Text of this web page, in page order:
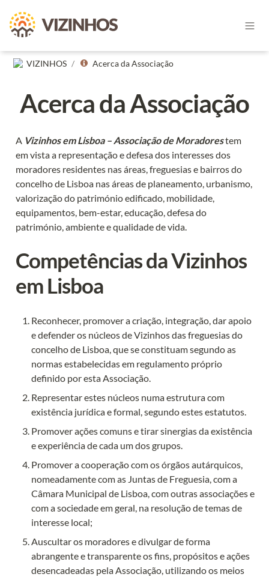
VIZINHOS / Acerca da Associação
Acerca da Associação
A Vizinhos em Lisboa – Associação de Moradores tem
em vista a representação e defesa dos interesses dos
moradores residentes nas áreas, freguesias e bairros do
concelho de Lisboa nas áreas de planeamento, urbanismo,
valorização do património edificado, mobilidade,
equipamentos, bem-estar, educação, defesa do
património, ambiente e qualidade de vida.
Competências da Vizinhos
em Lisboa
Reconhecer, promover a criação, integração, dar apoio
e defender os núcleos de Vizinhos das freguesias do
concelho de Lisboa, que se constituam segundo as
normas estabelecidas em regulamento próprio
definido por esta Associação.
Representar estes núcleos numa estrutura com
existência jurídica e formal, segundo estes estatutos.
Promover ações comuns e tirar sinergias da existência
e experiência de cada um dos grupos.
Promover a cooperação com os órgãos autárquicos,
nomeadamente com as Juntas de Freguesia, com a
Câmara Municipal de Lisboa, com outras associações e
com a sociedade em geral, na resolução de temas de
interesse local;
Auscultar os moradores e divulgar de forma
abrangente e transparente os fins, propósitos e ações
desencadeadas pela Associação, utilizando os meios